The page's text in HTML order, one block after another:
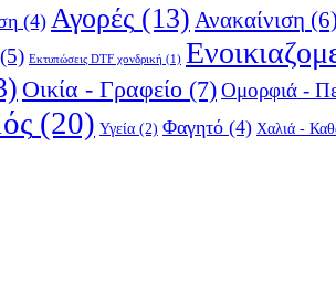
(4) Αγορές (13) Ανακαίνιση (6)
(5) Εκτυπώσεις DTF χονδρική (1)
Οικία - Γραφείο (7)Ομορφιά -
(20) Υγεία (2) Φαγητό (4) Χαλιά -